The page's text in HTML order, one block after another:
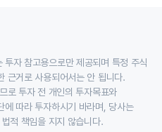
자 참고용으로만 제공되며 특정 주식
근거로 사용되어서는 안 됩니다.
로 투자 전 개인의 투자목표와
에 따라 투자하시기 바라며, 당사는
적 책임을 지지 않습니다.